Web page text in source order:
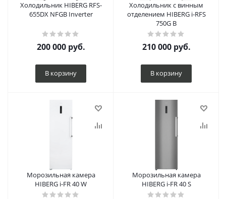
Холодильник HIBERG RFS-
655DX NFGB Inverter
200 000руб.
В корзину
Холодильник с винным
отделением HIBERG i-RFS
750G B
210 000руб.
В корзину
Морозильная камера
HIBERG i-FR 40 W
Морозильная камера
HIBERG i-FR 40 S